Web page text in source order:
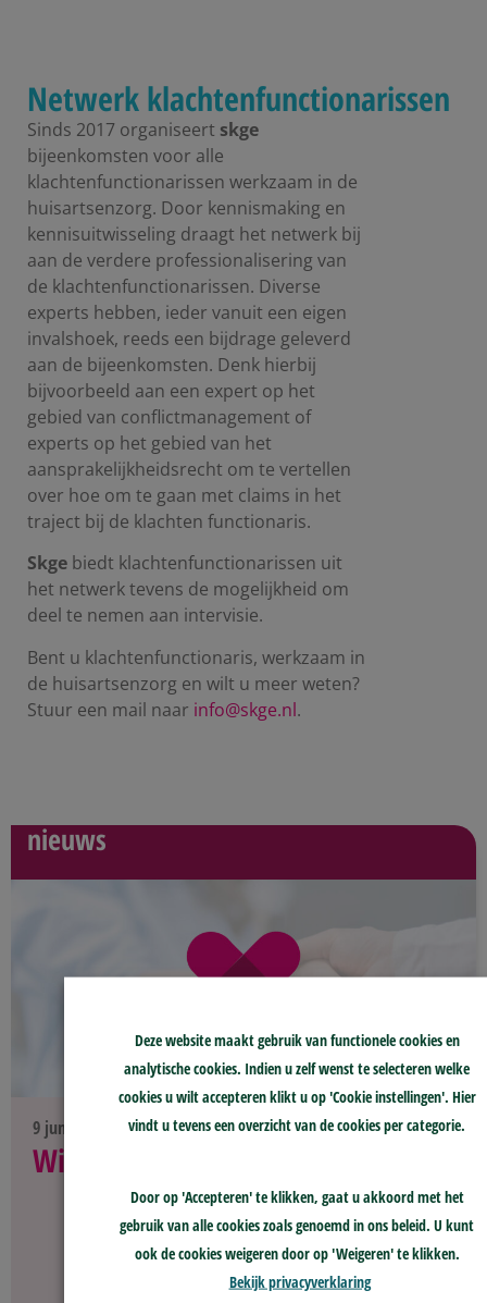
Netwerk klachtenfunctionarissen
Sinds 2017 organiseert skge
bijeenkomsten voor alle
klachtenfunctionarissen werkzaam in de
huisartsenzorg. Door kennismaking en
kennisuitwisseling draagt het netwerk bij
aan de verdere professionalisering van
de klachtenfunctionarissen. Diverse
experts hebben, ieder vanuit een eigen
invalshoek, reeds een bijdrage geleverd
aan de bijeenkomsten. Denk hierbij
bijvoorbeeld aan een expert op het
gebied van conflictmanagement of
experts op het gebied van het
aansprakelijkheidsrecht om te vertellen
over hoe om te gaan met claims in het
traject bij de klachten functionaris.
Skge biedt klachtenfunctionarissen uit
het netwerk tevens de mogelijkheid om
deel te nemen aan intervisie.
Bent u klachtenfunctionaris, werkzaam in
de huisartsenzorg en wilt u meer weten?
Stuur een mail naar info@skge.nl.
nieuws
9 juni 2026
Wissel bestuurder skge
Deze website maakt gebruik van functionele cookies en
analytische cookies. Indien u zelf wenst te selecteren welke
cookies u wilt accepteren klikt u op 'Cookie instellingen'. Hier
vindt u tevens een overzicht van de cookies per categorie.
Door op 'Accepteren' te klikken, gaat u akkoord met het
gebruik van alle cookies zoals genoemd in ons beleid. U kunt
ook de cookies weigeren door op 'Weigeren' te klikken.
Bekijk privacyverklaring